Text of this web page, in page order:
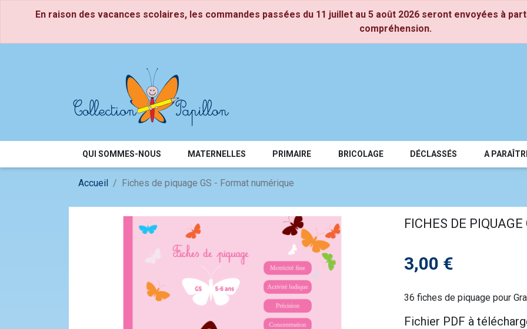
En raison des vacances scolaires, les commandes passées du 11 juillet au 5 août 2026 seront envoyées à
compréhension.
QUI SOMMES-NOUS MATERNELLES PRIMAIRE BRICOLAGE DÉCLASSÉS A
Accueil Fiches de piquage GS - Format numérique
FICHES DE
3,00 €
36 fiches de piquage pour
Fichier PDF à
Petite Section
Grande Section
CP